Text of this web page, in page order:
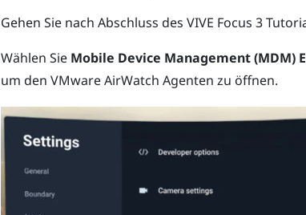
Gehen Sie nach Abschluss des VIVE Focus 3
Wählen Sie Mobile Device Management (MDM)
um den VMware AirWatch Agenten zu öffnen.